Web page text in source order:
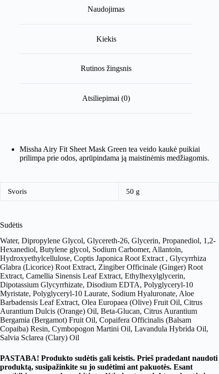
Naudojimas
Kiekis
Rutinos žingsnis
Atsiliepimai (0)
Missha Airy Fit Sheet Mask Green tea veido kaukė puikiai
prilimpa prie odos, aprūpindama ją maistinėmis medžiagomis.
Svoris 50 g
Sudėtis
Water, Dipropylene Glycol, Glycereth-26, Glycerin, Propanediol, 1,2-
Hexanediol, Butylene glycol, Sodium Carbomer, Allantoin,
Hydroxyethylcellulose, Coptis Japonica Root Extract , Glycyrrhiza
Glabra (Licorice) Root Extract, Zingiber Officinale (Ginger) Root
Extract, Camellia Sinensis Leaf Extract, Ethylhexylglycerin,
Dipotassium Glycyrrhizate, Disodium EDTA, Polyglyceryl-10
Myristate, Polyglyceryl-10 Laurate, Sodium Hyaluronate, Aloe
Barbadensis Leaf Extract, Olea Europaea (Olive) Fruit Oil, Citrus
Aurantium Dulcis (Orange) Oil, Beta-Glucan, Citrus Aurantium
Bergamia (Bergamot) Fruit Oil, Copaifera Officinalis (Balsam
Copaiba) Resin, Cymbopogon Martini Oil, Lavandula Hybrida Oil,
Salvia Sclarea (Clary) Oil
PASTABA! Produkto sudėtis gali keistis. Prieš pradedant naudoti
produktą, susipažinkite su jo sudėtimi ant pakuotės. Esant